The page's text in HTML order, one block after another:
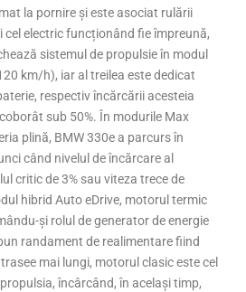
la pornire și este asociat rulării
cel electric funcționând fie împreună,
sistemul de propulsie în modul
km/h), iar al treilea este dedicat
respectiv încărcării acesteia
sub 50%. În modurile Max
plină, BMW 330e a parcurs în
când nivelul de încărcare al
critic de 3% sau viteza trece de
hibrid Auto eDrive, motorul termic
și rolul de generator de energie
randament de realimentare fiind
mai lungi, motorul clasic este cel
încârcând, în același timp,